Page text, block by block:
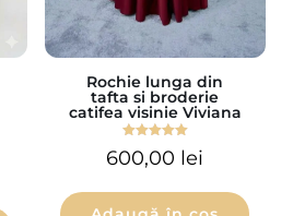
Rochie lunga din
tafta si broderie
catifea visinie Viviana
5.00
din 5
600,00 lei